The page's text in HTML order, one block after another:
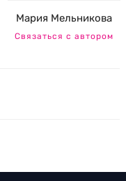
Мария Мельникова
Связаться с автором